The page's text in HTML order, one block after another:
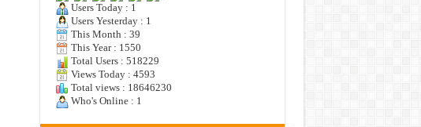
Users Today : 1
Users Yesterday : 1
This Month : 39
This Year : 1550
Total Users : 518229
Views Today : 4593
Total views : 18646230
Who's Online : 1